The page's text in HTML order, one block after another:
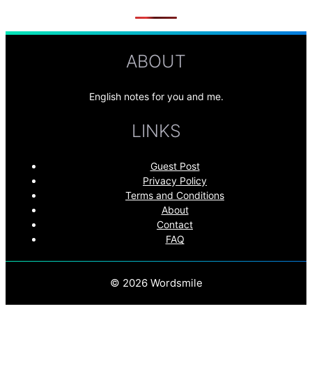
ABOUT
English notes for you and me.
LINKS
Guest Post
Privacy Policy
Terms and Conditions
About
Contact
FAQ
© 2026 Wordsmile